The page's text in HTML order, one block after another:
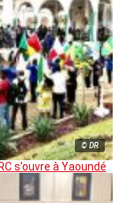
© DR
s’ouvre à Yaoundé